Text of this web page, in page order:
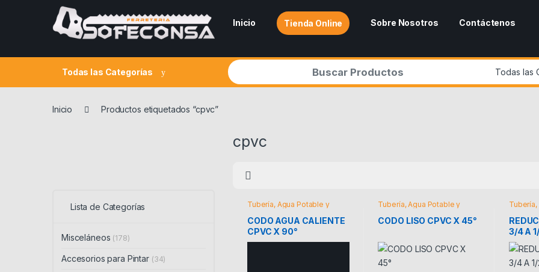
Skip to navigation
Inicio
Tienda Online Sobre Nosotros Contáctenos
Todas las Categorías
Search for:
Inicio Productos etiquetados “cpvc”
cpvc
Tubería, Agua Potable y
CODO AGUA CALIENTE
CPVC X 90°
Tubería, Agua Potable y
CODO LISO CPVC X 45°
3/4 A
Lista de Categorías
Misceláneos (178)
Accesorios para Pintar (34)